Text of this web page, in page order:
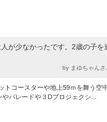
が少なかったです。2歳の子を
by まゆちゃんさ
トコースターや地上59ｍを舞う空
パレードや３Dプロジェクシ...